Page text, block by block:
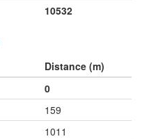
10532
Distance (m)
0
159
1011